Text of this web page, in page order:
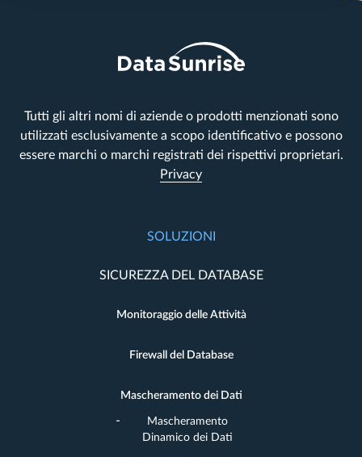
Tutti gli altri nomi di aziende o prodotti menzionati sono
utilizzati esclusivamente a scopo identificativo e possono
essere marchi o marchi registrati dei rispettivi proprietari.
Privacy
SOLUZIONI
SICUREZZA DEL DATABASE
Monitoraggio delle Attività
Firewall del Database
Mascheramento dei Dati
Mascheramento
Dinamico dei Dati